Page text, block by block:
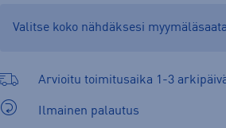
Valitse koko nähdäksesi
Arvioitu toimitusaika 1-3
Ilmainen palautus